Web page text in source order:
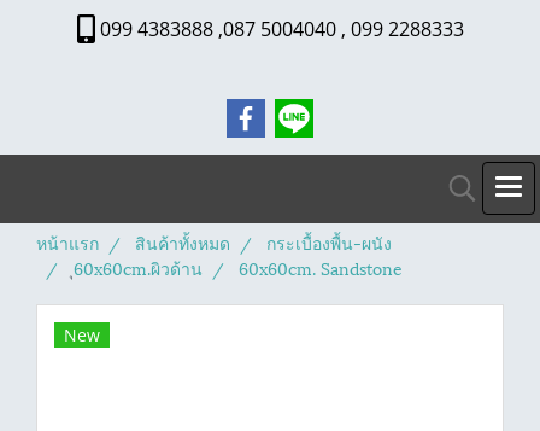
099 4383888 ,087 5004040 , 099 2288333
หน้าแรก สินค้าทั้งหมด
กระเบื้องพื้น-ผนัง
ุ60x60cm.ผิวด้าน
60x60cm. Sandstone
New